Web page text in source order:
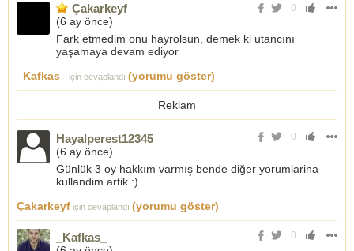
0
Çakarkeyf
(6 ay önce)
Fark etmedim onu hayrolsun, demek ki utancını
yaşamaya devam ediyor
_Kafkas_
için cevaplandı (yorumu göster)
Reklam
0
Hayalperest12345
(6 ay önce)
Günlük 3 oy hakkım varmış bende diğer yorumlarina
kullandim artik :)
Çakarkeyf için cevaplandı (yorumu göster)
0
_Kafkas_